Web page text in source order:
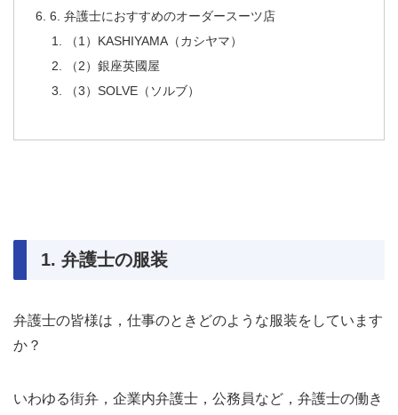
6. 弁護士におすすめのオーダースーツ店
（1）KASHIYAMA（カシヤマ）
（2）銀座英國屋
（3）SOLVE（ソルブ）
1. 弁護士の服装
弁護士の皆様は，仕事のときどのような服装をしています
か？
いわゆる街弁，企業内弁護士，公務員など，弁護士の働き